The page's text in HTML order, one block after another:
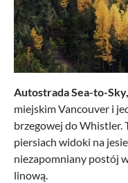
Autostrada Sea-to-
miejskim Vancouver i
brzegowej do Whistler.
piersiach widoki na
niezapomniany postój
linową.